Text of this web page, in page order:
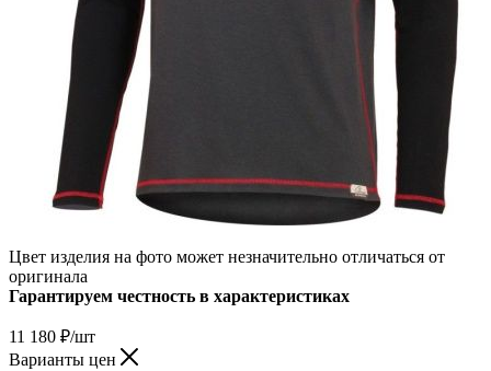
Цвет изделия на фото может незначительно отличаться от
оригинала
Гарантируем честность в характеристиках
11 180 ₽/шт
Варианты цен